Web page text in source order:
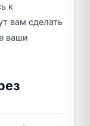
к
вам сделать
ваши